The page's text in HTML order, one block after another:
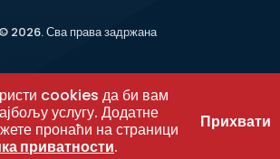
© 2026. Сва права задржана
cookies да би вам
услугу. Додатне
пронаћи на страници
приватности.
Прихвати